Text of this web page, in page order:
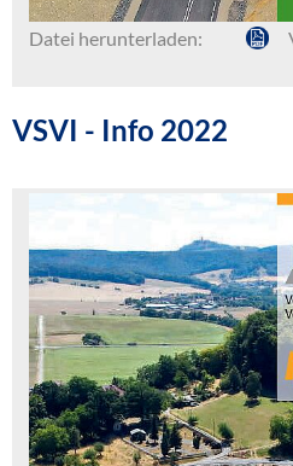
Datei herunterladen:
VSVI - Info 2022